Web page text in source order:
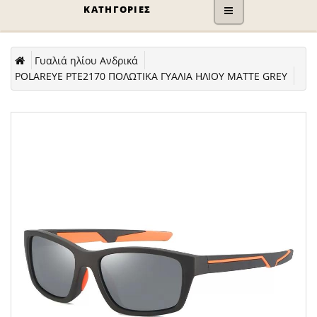
ΚΑΤΗΓΟΡΊΕΣ
Γυαλιά ηλίου Ανδρικά
POLAREYE PTE2170 ΠΟΛΩΤΙΚΑ ΓΥΑΛΙΑ ΗΛΙΟΥ MATTE GREY